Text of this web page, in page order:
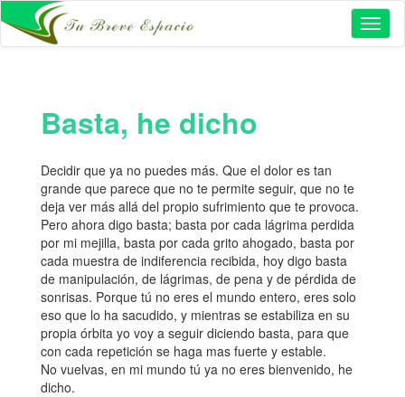
Basta, he dicho
Decidir que ya no puedes más. Que el dolor es tan
grande que parece que no te permite seguir, que no te
deja ver más allá del propio sufrimiento que te provoca.
Pero ahora digo basta; basta por cada lágrima perdida
por mi mejilla, basta por cada grito ahogado, basta por
cada muestra de indiferencia recibida, hoy digo basta
de manipulación, de lágrimas, de pena y de pérdida de
sonrisas. Porque tú no eres el mundo entero, eres solo
eso que lo ha sacudido, y mientras se estabiliza en su
propia órbita yo voy a seguir diciendo basta, para que
con cada repetición se haga mas fuerte y estable.
No vuelvas, en mi mundo tú ya no eres bienvenido, he
dicho.